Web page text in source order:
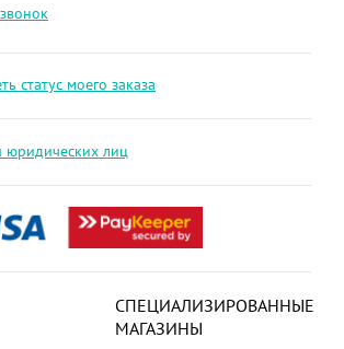
СПЕЦИАЛИЗИРОВАННЫЕ
МАГАЗИНЫ
статус моего заказа
юридических лиц